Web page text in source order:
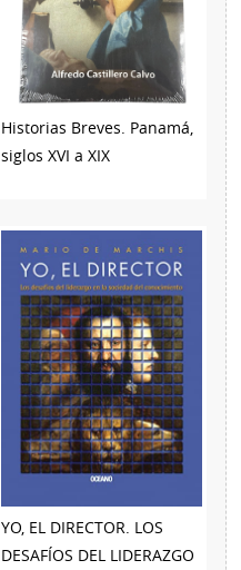
Historias Breves. Panamá,
siglos XVI a XIX
YO, EL DIRECTOR. LOS
DESAFÍOS DEL LIDERAZGO